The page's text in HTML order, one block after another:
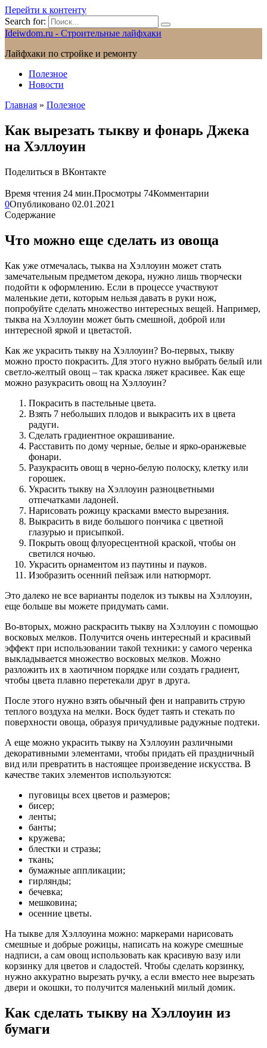
Перейти к контенту
Search for:
Ideiwdom.ru - Строительные лайфхаки
Лайфхаки по стройке и ремонту
Полезное
Новости
Главная » Полезное
Как вырезать тыкву и фонарь Джека
на Хэллоуин
Поделиться в ВКонтакте
Время чтения 24 мин.Просмотры 74Комментарии
0Опубликовано 02.01.2021
Содержание
Что можно еще сделать из овоща
Как уже отмечалась, тыква на Хэллоуин может стать
замечательным предметом декора, нужно лишь творчески
подойти к оформлению. Если в процессе участвуют
маленькие дети, которым нельзя давать в руки нож,
попробуйте сделать множество интересных вещей. Например,
тыква на Хэллоуин может быть смешной, доброй или
интересной яркой и цветастой.
Как же украсить тыкву на Хэллоуин? Во-первых, тыкву
можно просто покрасить. Для этого нужно выбрать белый или
светло-желтый овощ – так краска ляжет красивее. Как еще
можно разукрасить овощ на Хэллоуин?
Покрасить в пастельные цвета.
Взять 7 небольших плодов и выкрасить их в цвета
радуги.
Сделать градиентное окрашивание.
Расставить по дому черные, белые и ярко-оранжевые
фонари.
Разукрасить овощ в черно-белую полоску, клетку или
горошек.
Украсить тыкву на Хэллоуин разноцветными
отпечатками ладоней.
Нарисовать рожицу красками вместо вырезания.
Выкрасить в виде большого пончика с цветной
глазурью и присыпкой.
Покрыть овощ флуоресцентной краской, чтобы он
светился ночью.
Украсить орнаментом из паутины и пауков.
Изобразить осенний пейзаж или натюрморт.
Это далеко не все варианты поделок из тыквы на Хэллоуин,
еще больше вы можете придумать сами.
Во-вторых, можно раскрасить тыкву на Хэллоуин с помощью
восковых мелков. Получится очень интересный и красивый
эффект при использовании такой техники: у самого черенка
выкладывается множество восковых мелков. Можно
разложить их в хаотичном порядке или создать градиент,
чтобы цвета плавно перетекали друг в друга.
После этого нужно взять обычный фен и направить струю
теплого воздуха на мелки. Воск будет таять и стекать по
поверхности овоща, образуя причудливые радужные подтеки.
А еще можно украсить тыкву на Хэллоуин различными
декоративными элементами, чтобы придать ей праздничный
вид или превратить в настоящее произведение искусства. В
качестве таких элементов используются:
пуговицы всех цветов и размеров;
бисер;
ленты;
банты;
кружева;
блестки и стразы;
ткань;
бумажные аппликации;
гирлянды;
бечевка;
мешковина;
осенние цветы.
На тыкве для Хэллоуина можно: маркерами нарисовать
смешные и добрые рожицы, написать на кожуре смешные
надписи, а сам овощ использовать как красивую вазу или
корзинку для цветов и сладостей. Чтобы сделать корзинку,
нужно аккуратно вырезать ручку, а если вместо нее вырезать
двери и окошки, то получится маленький милый домик.
Как сделать тыкву на Хэллоуин из
бумаги